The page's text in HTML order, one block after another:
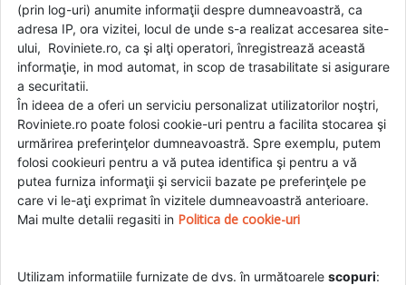
(prin log-uri) anumite informaţii despre dumneavoastră, ca
adresa IP, ora vizitei, locul de unde s-a realizat accesarea site-
ului, Roviniete.ro, ca şi alţi operatori, înregistrează această
informaţie, in mod automat, in scop de trasabilitate si asigurare
a securitatii.
În ideea de a oferi un serviciu personalizat utilizatorilor noştri,
Roviniete.ro poate folosi cookie-uri pentru a facilita stocarea şi
urmărirea preferinţelor dumneavoastră. Spre exemplu, putem
folosi cookieuri pentru a vă putea identifica şi pentru a vă
putea furniza informaţii şi servicii bazate pe preferinţele pe
care vi le-aţi exprimat în vizitele dumneavoastră anterioare.
Mai multe detalii regasiti in Politica de cookie-uri
Utilizam informatiile furnizate de dvs. în următoarele scopuri: